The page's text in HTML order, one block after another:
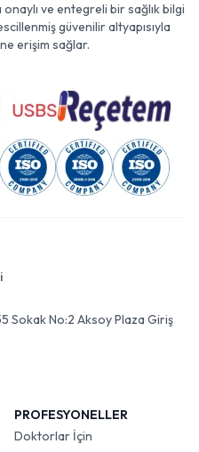
ve entegreli bir sağlık bilgi
güvenilir altyapısıyla
erişim sağlar.
Sokak No:2 Aksoy Plaza Giriş
PROFESYONELLER
Doktorlar İçin